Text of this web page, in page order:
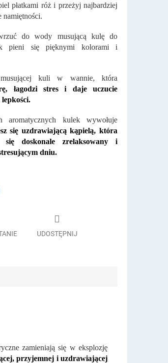
płatkami róż i przeżyj najbardziej
namiętności.
do wody musującą kulę do
pieni się pięknymi kolorami i
kuli w wannie, która
łagodzi stres i daje uczucie
aromatycznych kulek wywołuje
się uzdrawiającą kąpielą, która
się doskonale zrelaksowany i
dniu.
UDOSTĘPNIJ
zamieniają się w eksplozję
przyjemnej i uzdrawiającej